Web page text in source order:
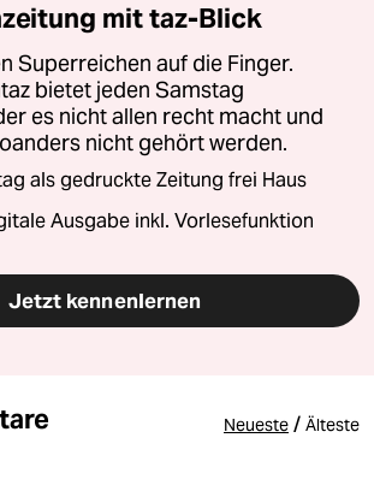
mit taz-Blick
Superreichen auf die Finger.
bietet jeden Samstag
es nicht allen recht macht und
nicht gehört werden.
als gedruckte Zeitung frei Haus
Ausgabe inkl. Vorlesefunktion
Jetzt kennenlernen
Neueste / Älteste